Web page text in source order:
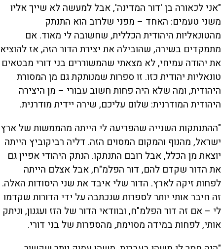
"אני לכאורה בן 'דור המדינה', אבל למעשה לא שייך אליו
משני טעמים: האחד – מפני שלרוב הוא התנתק
מהטונאליות היהודית הכללית, שחשובה לי מאוד. אם
מתמקדים בשירה, שהובילה את יצירת הדור הזה, אז להוציא
את יהודה עמיחי, לא מצאתי שהמשוררים בני דורי מבטאים
טונאליות יהודית כזו. זו ספרות שמנותקת גם מן המסורת
היהודית, ומה שלא היה פחות חשוב עבורי – מן היצירה
היהודית המודרנית: שלום עליכם, שירה יידית מודרנית.
"ההתנתקות השנייה שהפריעה לי הייתה מהממשות של ארץ
ישראל, מהנוף והמקום המסוים הזה. דליה רביקוביץ הייתה
יוצאת מן הכלל, אבל רובם התנתקו. הנתק היהודי אפיין גם
את הדור שקדם להם, דור הפלמ"ח, אבל אצלם הייתה
לפחות זיקה לארץ. הדור שלי איבד את שני היסודות האלה.
זה חיבר אותי יותר לספרות שנכתבה על ידי הדורות שקדמו
לי – אם זה דור הפלמ"ח, ובוודאי הדור של הזז ועגנון, וניתק
אותי, לפחות במידה מסוימת, מהספרות של בני דורי.